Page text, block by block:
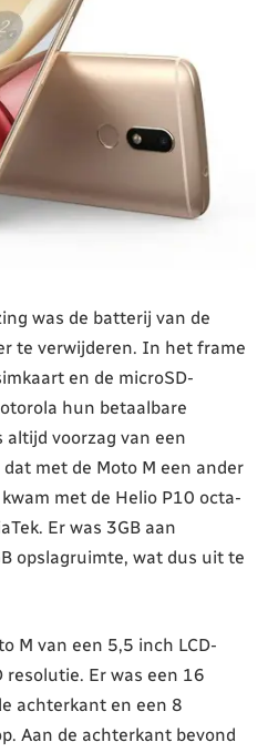
was de batterij van de
te verwijderen. In het frame
en de microSD-
hun betaalbare
voorzag van een
met de Moto M een ander
met de Helio P10 octa-
Er was 3GB aan
opslagruimte, wat dus uit te
M van een 5,5 inch LCD-
Er was een 16
achterkant en een 8
Aan de achterkant bevond